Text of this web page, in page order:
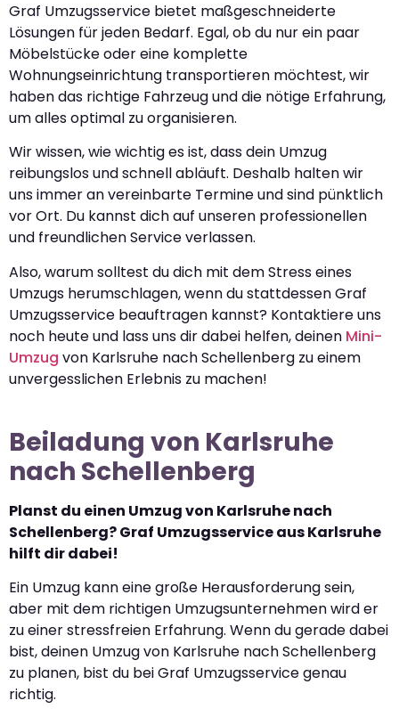
Graf Umzugsservice bietet maßgeschneiderte
Lösungen für jeden Bedarf. Egal, ob du nur ein paar
Möbelstücke oder eine komplette
Wohnungseinrichtung transportieren möchtest, wir
haben das richtige Fahrzeug und die nötige Erfahrung,
um alles optimal zu organisieren.
Wir wissen, wie wichtig es ist, dass dein Umzug
reibungslos und schnell abläuft. Deshalb halten wir
uns immer an vereinbarte Termine und sind pünktlich
vor Ort. Du kannst dich auf unseren professionellen
und freundlichen Service verlassen.
Also, warum solltest du dich mit dem Stress eines
Umzugs herumschlagen, wenn du stattdessen Graf
Umzugsservice beauftragen kannst? Kontaktiere uns
noch heute und lass uns dir dabei helfen, deinen Mini-
Umzug von Karlsruhe nach Schellenberg zu einem
unvergesslichen Erlebnis zu machen!
Beiladung von Karlsruhe
nach Schellenberg
Planst du einen Umzug von Karlsruhe nach
Schellenberg? Graf Umzugsservice aus Karlsruhe
hilft dir dabei!
Ein Umzug kann eine große Herausforderung sein,
aber mit dem richtigen Umzugsunternehmen wird er
zu einer stressfreien Erfahrung. Wenn du gerade dabei
bist, deinen Umzug von Karlsruhe nach Schellenberg
zu planen, bist du bei Graf Umzugsservice genau
richtig.